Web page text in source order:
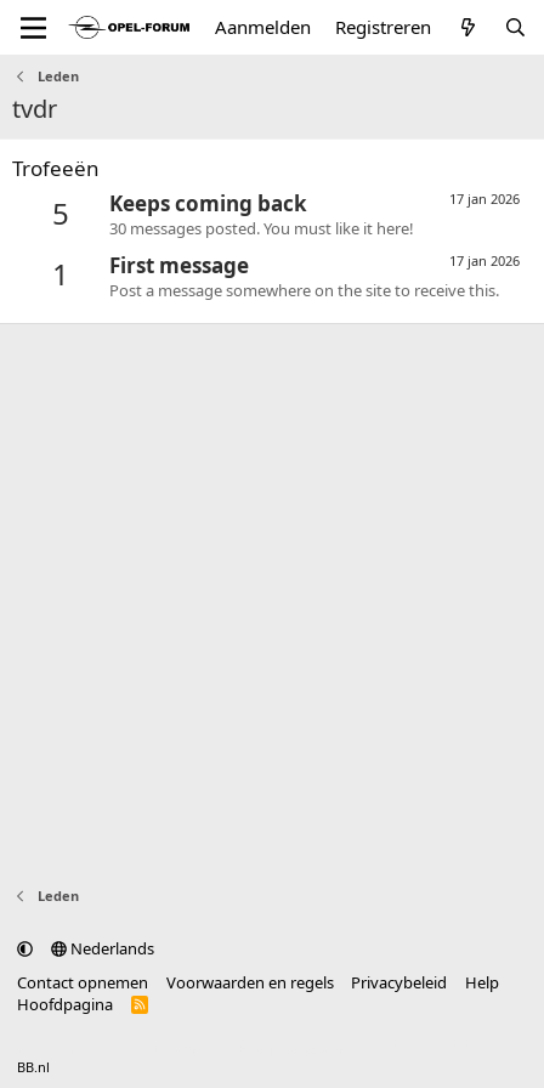
Aanmelden Registreren
Leden
tvdr
Trofeeën
5 17 jan 2026
Keeps coming back
30 messages posted. You must like it here!
1 17 jan 2026
First message
Post a message somewhere on the site to receive this.
Leden
Nederlands
Contact opnemen
Voorwaarden en regels Privacybeleid
Help
Hoofdpagina
R
BB.nl